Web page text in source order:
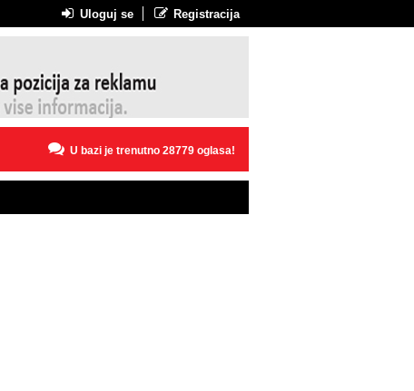
Uloguj se Registracija
U bazi je trenutno 28779 oglasa!